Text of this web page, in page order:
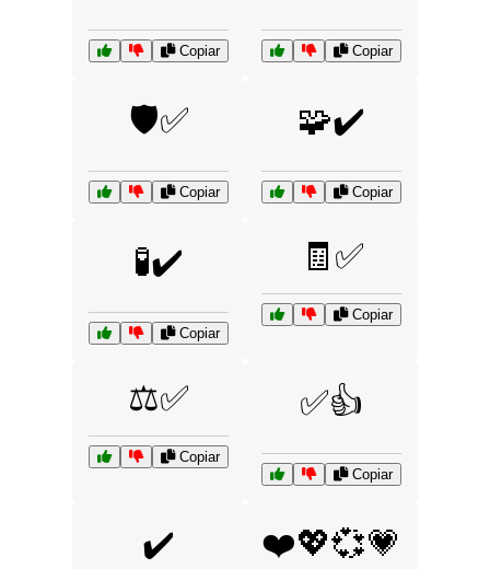
Copiar Copiar
🛡️✅
Copiar
🧩✔️
Copiar
🧪✔️
Copiar
🧾✅
Copiar
⚖️✅
Copiar
✅👍
Copiar
✔️ ❤️💖💞💗